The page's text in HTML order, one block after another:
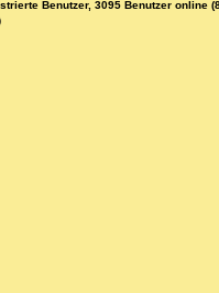
Benutzer, 3095 Benutzer online